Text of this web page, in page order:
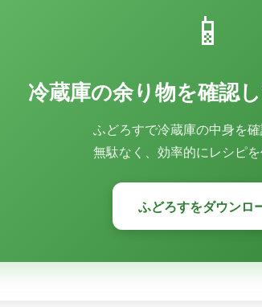
📱
冷蔵庫の余り物を確認
ふどろすで冷蔵庫の中身を確
無駄なく、効率的にレシピを
ふどろすをダウンロ